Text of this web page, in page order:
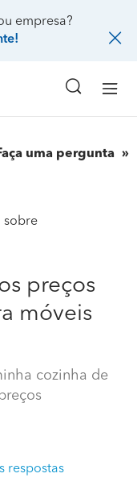
empresa?
uma pergunta
sobre
preços
móveis
cozinha de
respostas